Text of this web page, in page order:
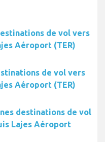
de vol vers
Aéroport (TER)
de vol vers
Aéroport (TER)
destinations de vol
Lajes Aéroport